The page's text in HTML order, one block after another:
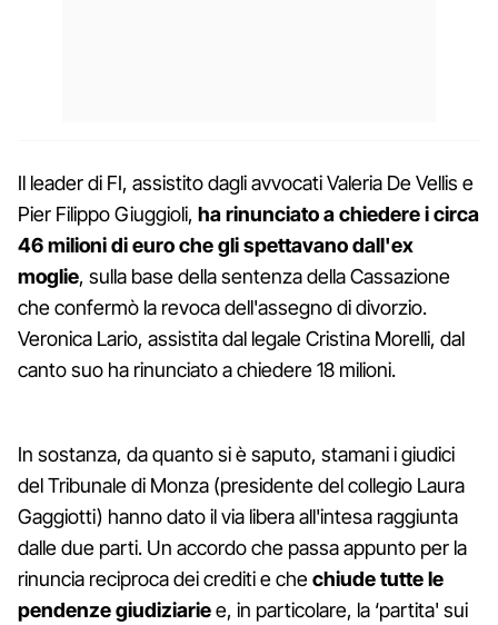
Il leader di FI, assistito dagli avvocati Valeria De Vellis e
Pier Filippo Giuggioli, ha rinunciato a chiedere i circa
46 milioni di euro che gli spettavano dall'ex
moglie, sulla base della sentenza della Cassazione
che confermò la revoca dell'assegno di divorzio.
Veronica Lario, assistita dal legale Cristina Morelli, dal
canto suo ha rinunciato a chiedere 18 milioni.
In sostanza, da quanto si è saputo, stamani i giudici
del Tribunale di Monza (presidente del collegio Laura
Gaggiotti) hanno dato il via libera all'intesa raggiunta
dalle due parti. Un accordo che passa appunto per la
rinuncia reciproca dei crediti e chechiude tutte le
pendenze giudiziariee, in particolare, la ‘partita' sui